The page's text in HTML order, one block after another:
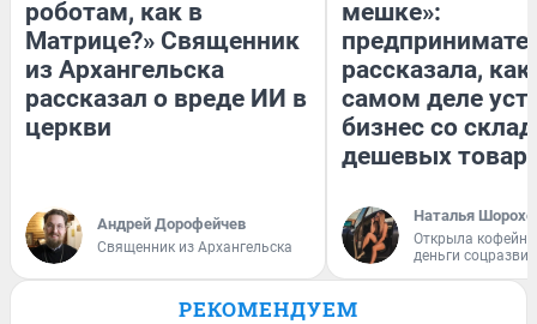
роботам, как в
Матрице?» Священник
из Архангельска
рассказал о вреде ИИ в
церкви
Андрей Дорофейчев
Священник из Архангельска
мешке»:
рассказала, как
самом деле
бизнес со
дешевых
Наталья
Открыла
деньги
РЕКОМЕНДУЕМ